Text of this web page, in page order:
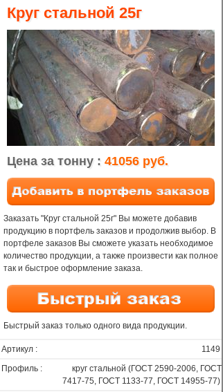
Круг стальной 25г
Цена за тонну : 41056 руб.
Заказать "Круг стальной 25г" Вы можете добавив
продукцию в портфель заказов и продолжив выбор. В
портфеле заказов Вы сможете указать необходимое
количество продукции, а также произвести как полное
так и быстрое оформление заказа.
Быстрый заказ только одного вида продукции.
Артикул :
1149
Профиль :
круг стальной (ГОСТ 2590-2006, ГОСТ
7417-75, ГОСТ 1133-77, ГОСТ 14955-77)